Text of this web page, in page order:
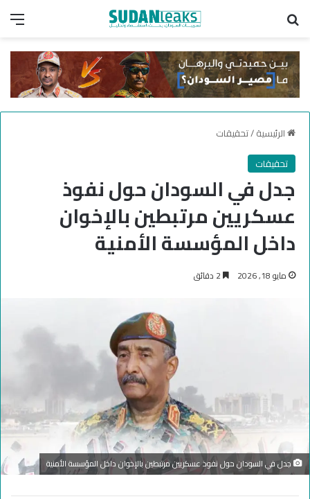
الرئيسية/تحقيقات
تحقيقات
جدل في السودان حول نفوذ
عسكريين مرتبطين بالإخوان
داخل المؤسسة الأمنية
مايو 18, 2026
جدل في السودان حول نفوذ عسكريين مرتبطين بالإخوان داخل المؤسسة الأمنية